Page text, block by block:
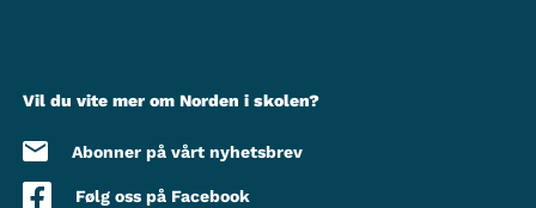
Vil du vite mer om Norden i skolen?
Abonner på vårt nyhetsbrev
Følg oss på Facebook